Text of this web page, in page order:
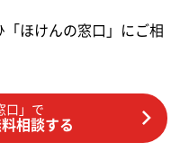
ほけんの窓口」にご相
口」で
相談する